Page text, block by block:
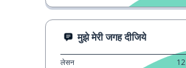
मुझे मेरी जगह दीजिये
लेसन 12